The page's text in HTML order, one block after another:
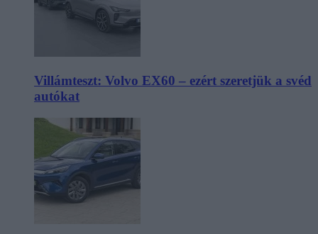
Villámteszt: Volvo EX60 – ezért szeretjük a svéd
autókat